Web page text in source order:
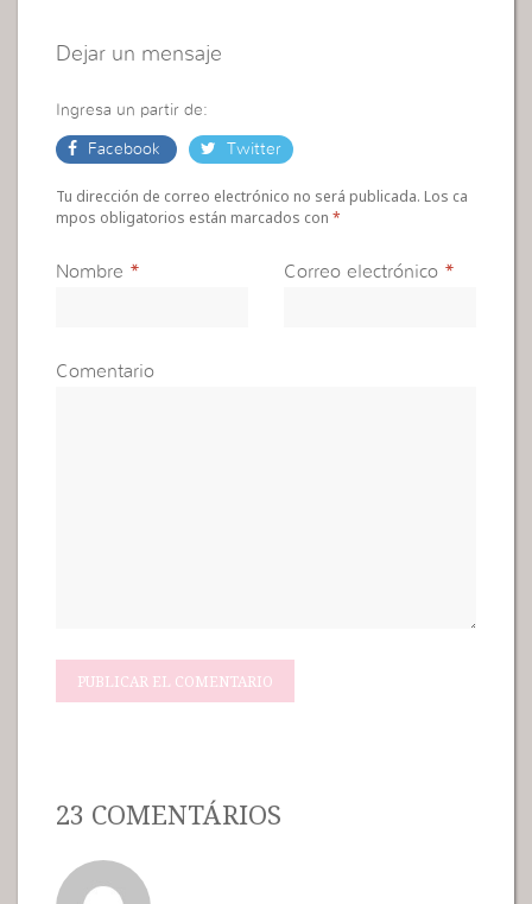
Dejar un mensaje
Ingresa un partir de:
Facebook Twitter
Tu dirección de correo electrónico no será publicada. Los ca
mpos obligatorios están marcados con*
Nombre * Correo electrónico *
Comentario
23 COMENTÁRIOS